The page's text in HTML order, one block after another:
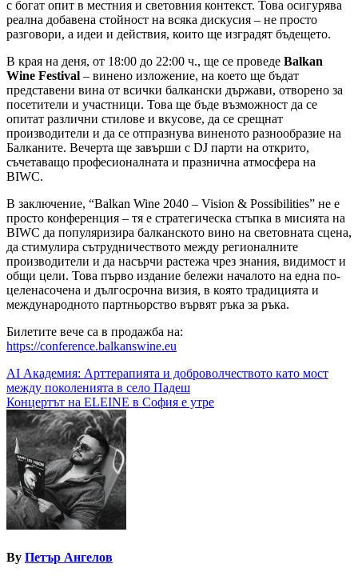
с богат опит в местния и световния контекст. Това осигурява
реална добавена стойност на всяка дискусия – не просто
разговори, а идеи и действия, които ще изградят бъдещето.
В края на деня, от 18:00 до 22:00 ч., ще се проведе Balkan
Wine Festival – винено изложение, на което ще бъдат
представени вина от всички балкански държави, отворено за
посетители и участници. Това ще бъде възможност да се
опитат различни стилове и вкусове, да се срещнат
производители и да се отпразнува виненото разнообразие на
Балканите. Вечерта ще завърши с DJ парти на открито,
съчетаващо професионалната и празнична атмосфера на
BIWC.
В заключение, “Balkan Wine 2040 – Vision & Possibilities” не е
просто конференция – тя е стратегическа стъпка в мисията на
BIWC да популяризира балканското вино на световната сцена,
да стимулира сътрудничеството между регионалните
производители и да насърчи растежа чрез знания, видимост и
общи цели. Това първо издание бележи началото на една по-
целенасочена и дългосрочна визия, в която традицията и
международното партньорство вървят ръка за ръка.
Билетите вече са в продажба на:
https://conference.balkanswine.eu
Навигация
AI Академия: Арттерапията и доброволчеството като мост
между поколенията в село Падеш
Концертът на ELEINE в София е утре
By Петър Ангелов